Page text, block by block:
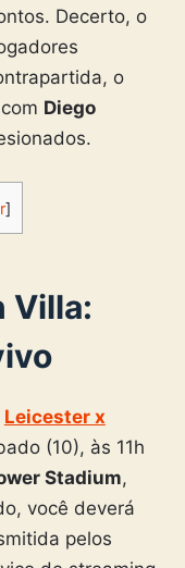
Decerto, o
o
Diego
]
Villa:
Leicester x
(10), às 11h
Stadium,
você deverá
pelos